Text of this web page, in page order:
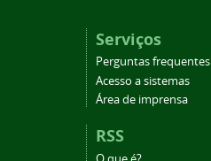
Serviços
Perguntas frequentes
Acesso a sistemas
Área de imprensa
RSS